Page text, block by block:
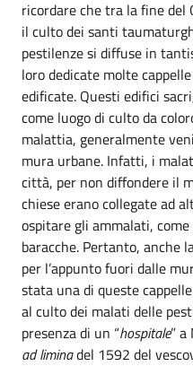
ricordare che tra la fine
il culto dei santi
pestilenze si diffuse in
loro dedicate molte
edificate. Questi edifici
come luogo di culto da
malattia, generalmente
mura urbane. Infatti, i
città, per non diffondere il
chiese erano collegate ad
ospitare gli ammalati,
baracche. Pertanto, anche
per l’appunto fuori dalle
stata una di queste
al culto dei malati delle
presenza di un “hospitale”
ad liminadel 1592 del